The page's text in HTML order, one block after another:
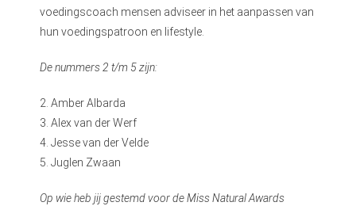
voedingscoach mensen adviseer in het aanpassen van
hun voedingspatroon en lifestyle.
De nummers 2 t/m 5 zijn:
2. Amber Albarda
3. Alex van der Werf
4. Jesse van der Velde
5. Juglen Zwaan
Op wie heb jij gestemd voor de Miss Natural Awards